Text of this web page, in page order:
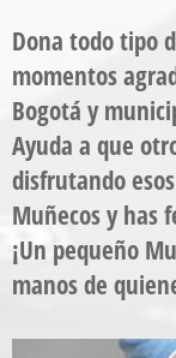
Dona todo tipo
momentos
Bogotá y
Ayuda a que
disfrutando
Muñecosy has
¡Un pequeño
manos de